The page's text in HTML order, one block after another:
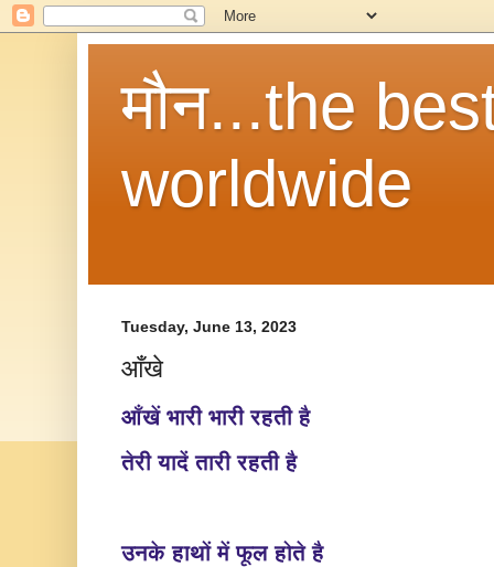
मौन...the
worldwide
Tuesday, June 13, 2023
आँखे
आँखें भारी भारी रहती है
तेरी यादें तारी रहती है
उनके हाथों में फूल होते है